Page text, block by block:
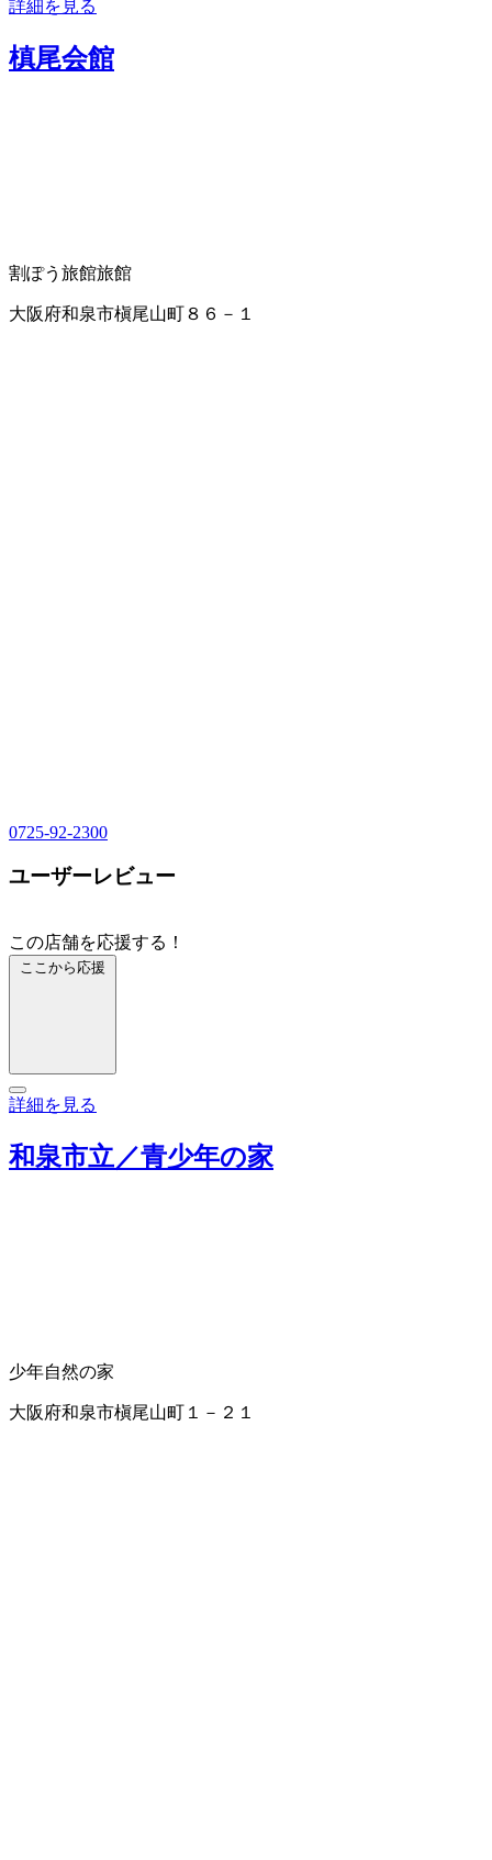
詳細を見る
槙尾会館
割ぽう旅館旅館
大阪府和泉市槇尾山町８６－１
0725-92-2300
ユーザーレビュー
この店舗を応援する！
ここから応援
詳細を見る
和泉市立／青少年の家
少年自然の家
大阪府和泉市槇尾山町１－２１